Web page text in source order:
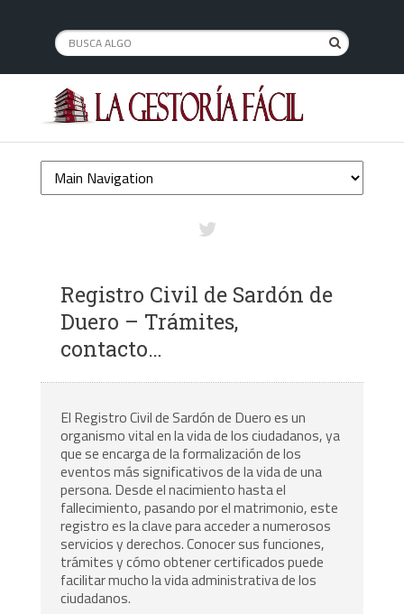
Registro Civil de Sardón de
Duero – Trámites,
contacto…
El Registro Civil de Sardón de Duero es un
organismo vital en la vida de los ciudadanos, ya
que se encarga de la formalización de los
eventos más significativos de la vida de una
persona. Desde el nacimiento hasta el
fallecimiento, pasando por el matrimonio, este
registro es la clave para acceder a numerosos
servicios y derechos. Conocer sus funciones,
trámites y cómo obtener certificados puede
facilitar mucho la vida administrativa de los
ciudadanos.